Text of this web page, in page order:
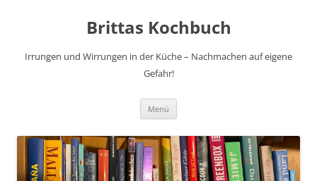
Brittas Kochbuch
Irrungen und Wirrungen in der Küche – Nachmachen auf eigene
Gefahr!
Menü